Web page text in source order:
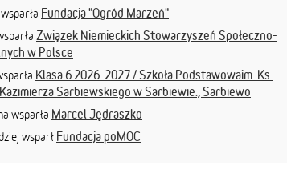
Fundacja "Ogród Marzeń"
Związek Niemieckich Stowarzyszeń Społeczno-
w Polsce
Klasa 6 2026-2027 / Szkoła Podstawowaim. Ks.
Sarbiewskiego w Sarbiewie., Sarbiewo
wsparła Marcel Jędraszko
wsparł Fundacja poMOC